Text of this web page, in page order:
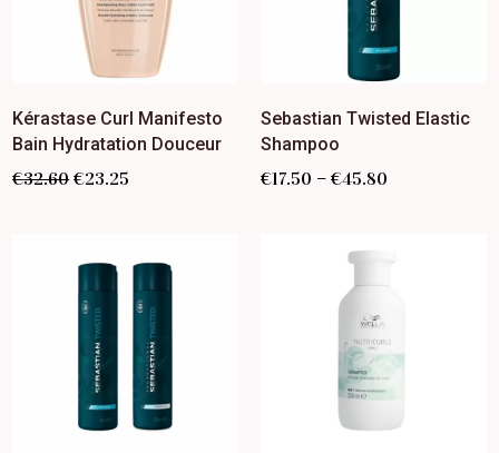
Kérastase Curl Manifesto
Bain Hydratation Douceur
€32.60 €23.25
Sebastian Twisted Elastic
Shampoo
€17.50 – €45.80